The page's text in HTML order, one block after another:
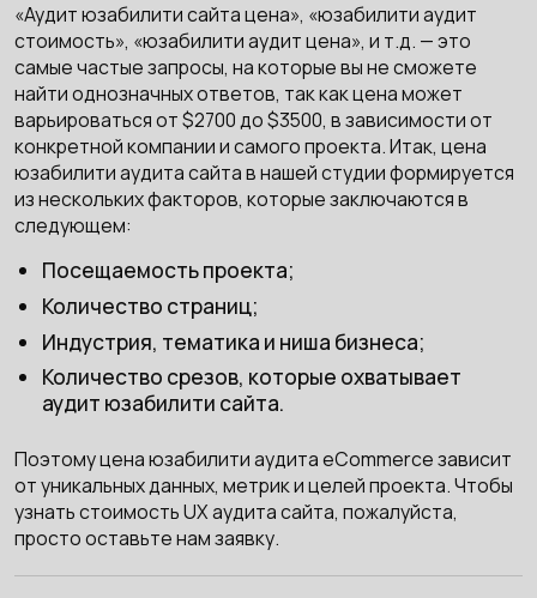
«Аудит юзабилити сайта цена», «юзабилити аудит
стоимость», «юзабилити аудит цена», и т.д. — это
самые частые запросы, на которые вы не сможете
найти однозначных ответов, так как цена может
варьироваться от $2700 до $3500, в зависимости от
конкретной компании и самого проекта. Итак, цена
юзабилити аудита сайта в нашей студии формируется
из нескольких факторов, которые заключаются в
следующем:
Посещаемость проекта;
Количество страниц;
Индустрия, тематика и ниша бизнеса;
Количество срезов, которые охватывает
аудит юзабилити сайта.
Поэтому цена юзабилити аудита eCommerce зависит
от уникальных данных, метрик и целей проекта. Чтобы
узнать стоимость UX аудита сайта, пожалуйста,
просто оставьте нам заявку.